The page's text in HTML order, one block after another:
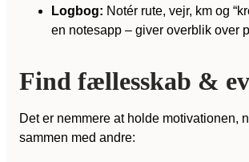
Logbog: Notér rute, vejr, km og
en notesapp – giver overblik over
Find fællesskab &
Det er nemmere at holde motivationen,
sammen med andre: